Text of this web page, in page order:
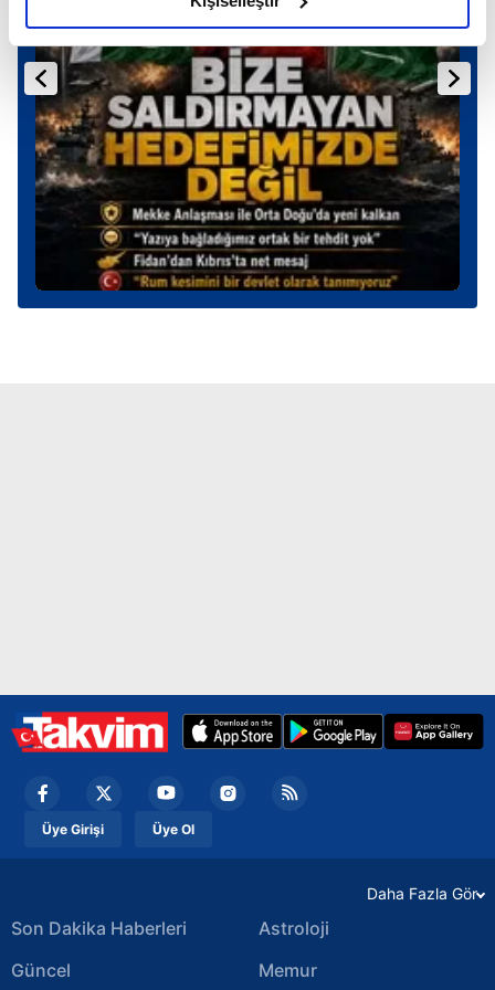
elimizden gelen çabayı gösterdiğimizi ve bu noktada,
reklamların maliyetlerimizi karşılamak noktasında tek gelir
kalemimiz olduğunu sizlere hatırlatmak isteriz.
Her halükârda, kullanıcılar, bu çerezlere izin vermedikleri
takdirde, kullanıcılara hedefli reklamlar
gösterilmeyecektir."
Sizlere daha iyi bir hizmet sunabilmek için İnternet
Sitemizde kendimize ve üçüncü kişilere ait çerezler
kullanılmaktadır. Bu çerezler vasıtasıyla çeşitli kişisel
almak için lütfentıklayınız.
Üye Girişi Üye Ol
Daha Fazla Gör
Son Dakika Haberleri
Güncel
Astroloji
Memur